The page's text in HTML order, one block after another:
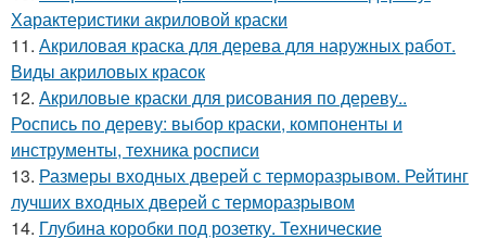
Характеристики акриловой краски
11. Акриловая краска для дерева для наружных работ.
Виды акриловых красок
12. Акриловые краски для рисования по дереву..
Роспись по дереву: выбор краски, компоненты и
инструменты, техника росписи
13. Размеры входных дверей с терморазрывом. Рейтинг
лучших входных дверей с терморазрывом
14. Глубина коробки под розетку. Технические